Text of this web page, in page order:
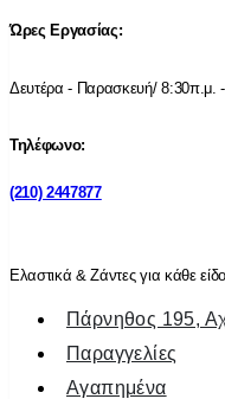
Ώρες Εργασίας:
Δευτέρα - Παρασκευή/ 8:30π.μ.
Τηλέφωνο:
(210) 2447877
Ελαστικά & Ζάντες για κάθε
Πάρνηθος 195,
Παραγγελίες
Αγαπημένα